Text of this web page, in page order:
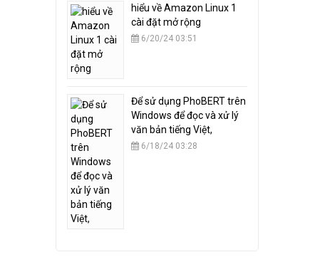
hiểu về Amazon Linux 1
cài đặt mở rộng
6/20/24 03:51
​Để sử dụng PhoBERT trên
Windows để đọc và xử lý
văn bản tiếng Việt,
6/18/24 03:28